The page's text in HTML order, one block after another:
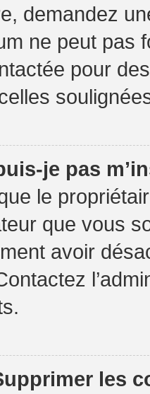
demandez
ne peut
pour
je pas
le
que vous
avoir
les